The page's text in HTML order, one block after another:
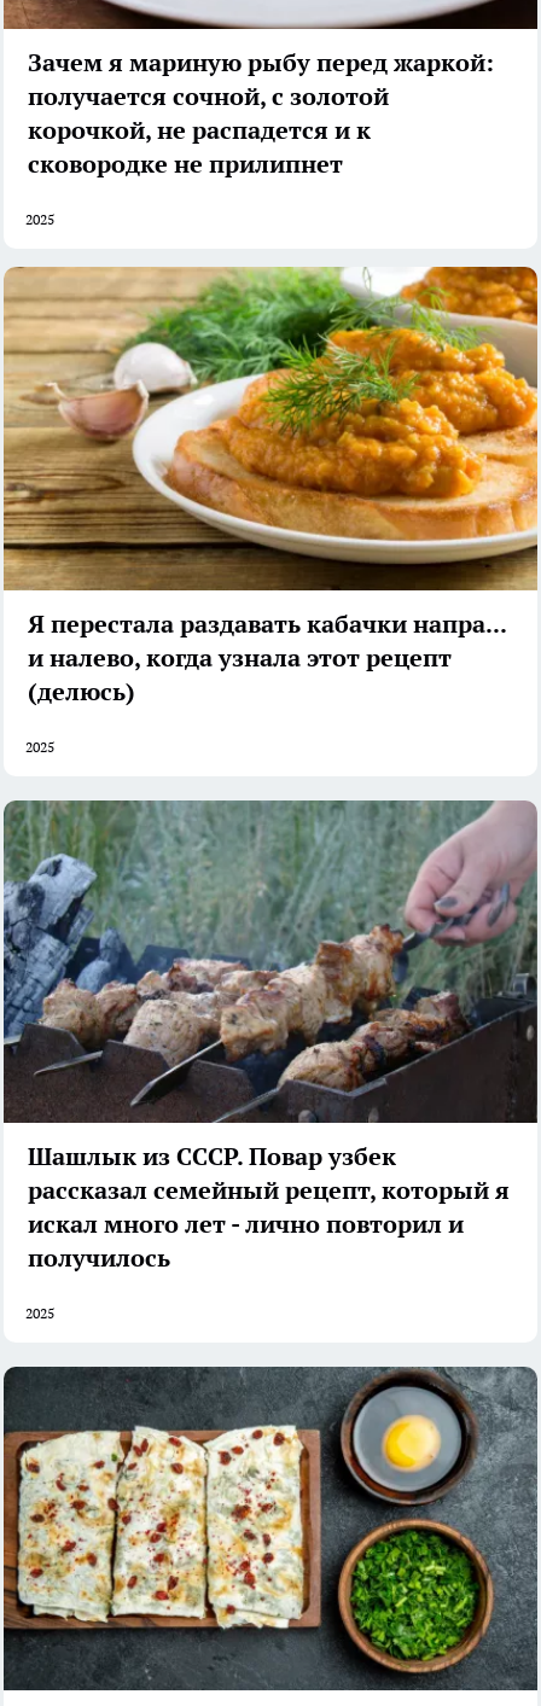
Зачем я мариную рыбу перед жаркой:
получается сочной, с золотой
корочкой, не распадется и к
сковородке не прилипнет
2025
Я перестала раздавать кабачки направо
и налево, когда узнала этот рецепт
(делюсь)
2025
Шашлык из СССР. Повар узбек
рассказал семейный рецепт, который я
искал много лет - лично повторил и
получилось
2025